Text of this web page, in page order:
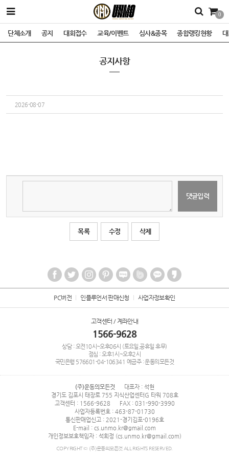
0
단체소개 공지 대회접수 교육/이벤트 심사&종목 종합랭킹현황
공지사항
2026-08-07
목록 수정 삭제
PC버전 인플루언서 판매신청 사업자정보확인
고객센터 / 계좌안내
1566-9628
상담 : 오전10시~오후06시 (토요일,공휴일 휴무)
점심 : 오후1시~오후2시
국민은행 576601-04-106341 예금주 : 운동의모든것
(주)운동의모든것
대표자 : 석현
경기도 김포시 태장로 755 지식산업센터G 타워 708호
고객센터 : 1566-9628
FAX : 031-990-3990
사업자등록번호 : 463-87-01730
통신판매업신고 : 2021-경기김포-0196호
E-mail : cs.unmo.kr@gmail.com
개인정보보호책임자 : 석희정 (cs.unmo.kr@gmail.com)
COPYRIGHT © (주)운동의모든것 ALL RIGHTS RESERVED.